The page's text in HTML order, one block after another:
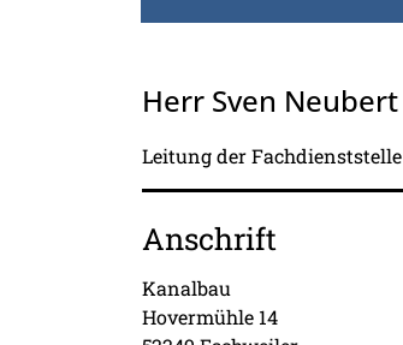
Herr Sven Neubert
Leitung der Fachdienststelle
Anschrift
Kanalbau
Hovermühle 14